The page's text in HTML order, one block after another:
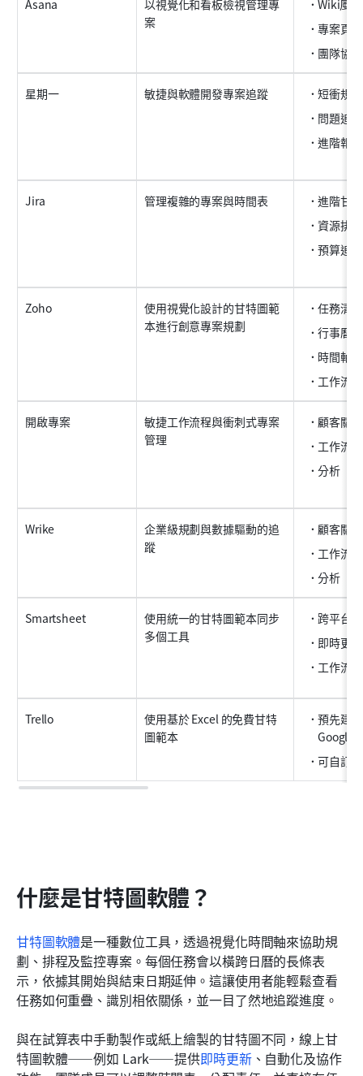
Asana
以視覺化和看板檢視管理專
案
Wiki風
專案頁面
團隊協
星期一 敏捷與軟體開發專案追蹤
短衝規劃
問題追蹤
進階報告
Jira 管理複雜的專案與時間表
進階甘
資源排程
預算追蹤
Zoho
使用視覺化設計的甘特圖範
本進行創意專案規劃
任務清單
行事曆
時間軸
工作流
開啟專案
敏捷工作流程與衝刺式專案
管理
顧客關
工作流
分析
Wrike
企業級規劃與數據驅動的追
蹤
顧客關
工作流
分析
Smartsheet
使用統一的甘特圖範本同步
多個工具
跨平台
即時更新
工作流
Trello
使用基於 Excel 的免費甘特
圖範本
預先建
Google
可自訂
什麼是甘特圖軟體？
甘特圖軟體是一種數位工具，透過視覺化時間軸來協助規
劃、排程及監控專案。每個任務會以橫跨日曆的長條表
示，依據其開始與結束日期延伸。這讓使用者能輕鬆查看
任務如何重疊、識別相依關係，並一目了然地追蹤進度。
與在試算表中手動製作或紙上繪製的甘特圖不同，線上甘
特圖軟體——例如 Lark——提供即時更新、自動化及協作